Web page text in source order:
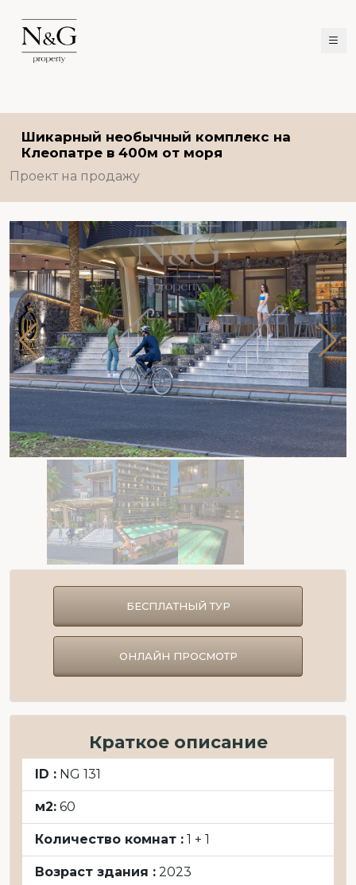
Шикарный необычный комплекс на
Клеопатре в 400м от моря
Проект на продажу
БЕСПЛАТНЫЙ ТУР
ОНЛАЙН ПРОСМОТР
Краткое описание
ID : NG 131
м2: 60
Количество комнат : 1 + 1
Возраст здания : 2023